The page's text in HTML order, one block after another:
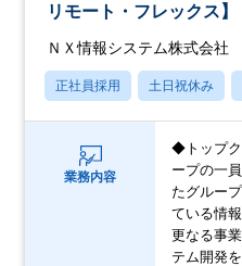
リモート・フレックス】
ＮＸ情報システム株式会社
正社員採用 土日祝休み
業務内容
◆トップク
ープの一
たグルー
ている情
更なる事
テム開発